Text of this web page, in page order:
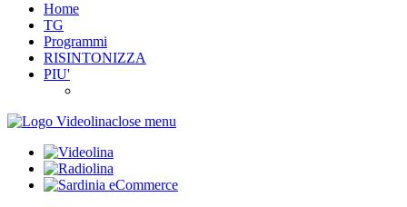
Home
TG
Programmi
RISINTONIZZA
PIU'
close menu